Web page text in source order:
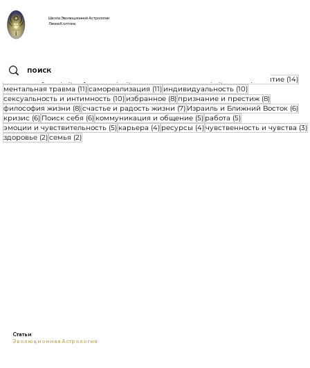
Школа Эволюционной Астрологии
Леона Колтона
личное развитие (14)14
ментальная травма (11)11 постов
самореализация (11)11 постов
индивидуальность (10)10 постов
сексуальность и интимность (10)10 постов
избранное (8)8 постов
признание и престиж (8)8 постов
философия жизни (8)8 постов
счастье и радость жизни (7)7 постов
Израиль и Ближний Восток (6)6
кризис (6)6 постов
Поиск себя (6)6 постов
коммуникация и общение (5)5 постов
работа (5)5 постов
эмоции и чувствительность (5)5 постов
карьера (4)4 поста
ресурсы (4)4 поста
чувственность и чувства (3)
здоровье (2)2 поста
семья (2)2 поста
Статьи
Эволюционная Астрология